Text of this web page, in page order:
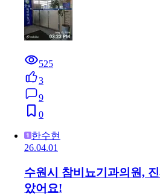
525
3
9
0
한수현
26.04.01
수원시 참비뇨기과의원,
았어요!